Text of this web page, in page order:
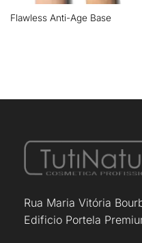
Flawless Anti-Age Base
Rua Maria Vitória
Edificio Portela